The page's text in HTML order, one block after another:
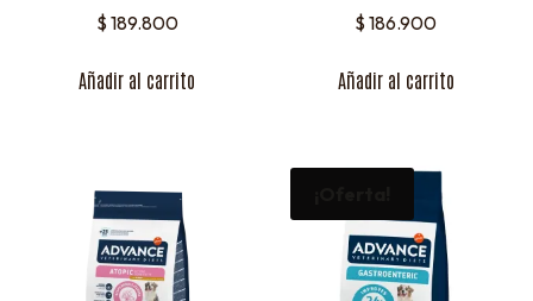
$ 189.800
Añadir al carrito
$ 186.900
Añadir al carrito